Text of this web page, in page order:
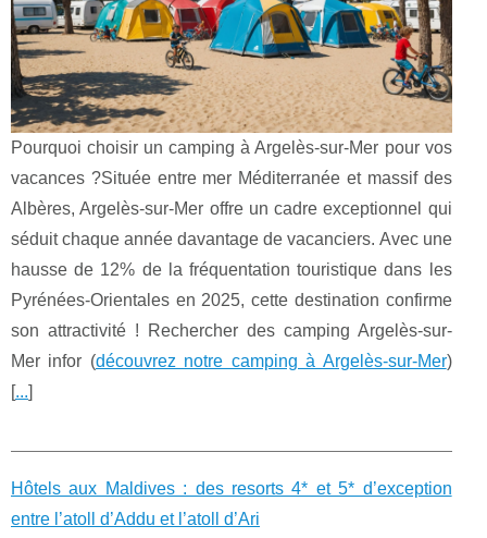
Pourquoi choisir un camping à Argelès-sur-Mer pour vos
vacances ?Située entre mer Méditerranée et massif des
Albères, Argelès-sur-Mer offre un cadre exceptionnel qui
séduit chaque année davantage de vacanciers. Avec une
hausse de 12% de la fréquentation touristique dans les
Pyrénées-Orientales en 2025, cette destination confirme
son attractivité ! Rechercher des camping Argelès-sur-
Mer infor (découvrez notre camping à Argelès-sur-Mer)
...
Hôtels aux Maldives : des resorts 4* et 5* d’exception
entre l’atoll d’Addu et l’atoll d’Ari